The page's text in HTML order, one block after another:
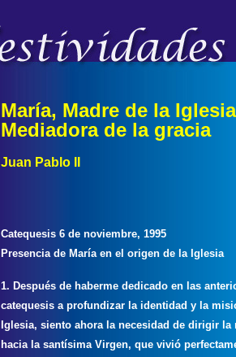
María, Madre de la
Mediadora de la gracia
Juan Pablo II
Catequesis 6 de noviembre, 1995
Presencia de María en el origen de la Iglesia
1. Después de haberme dedicado en las
catequesis a profundizar la identidad y la
Iglesia, siento ahora la necesidad de dirigir la
hacia la santísima Virgen, que vivió